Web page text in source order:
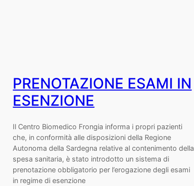
PRENOTAZIONE ESAMI IN
ESENZIONE
Il Centro Biomedico Frongia informa i propri pazienti
che, in conformità alle disposizioni della Regione
Autonoma della Sardegna relative al contenimento della
spesa sanitaria, è stato introdotto un sistema di
prenotazione obbligatorio per l’erogazione degli esami
in regime di esenzione